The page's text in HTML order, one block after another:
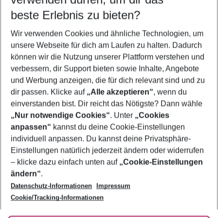
5-8 Nächte
2 Erwachsene Keine Kinder
Mehr Filter anzeigen
Footer
Footer navigation
Über uns
AGB
Bestpreisgarantie
Cookie-Einstellungen ändern
Cookie-Richtlinie
Agenturbetreuung
Barrierefreies Reisen
Folge uns
beste Erlebnis zu bieten?
Wir verwenden Cookies und ähnliche Technologien, um
unsere Webseite für dich am Laufen zu halten. Dadurch
können wir die Nutzung unserer Plattform verstehen und
verbessern, dir Support bieten sowie Inhalte, Angebote
und Werbung anzeigen, die für dich relevant sind und zu
dir passen. Klicke auf „Alle akzeptieren“, wenn du
einverstanden bist. Dir reicht das Nötigste? Dann wähle
„Nur notwendige Cookies“. Unter „Cookies
anpassen“ kannst du deine Cookie-Einstellungen
individuell anpassen. Du kannst deine Privatsphäre-
Einstellungen natürlich jederzeit ändern oder widerrufen
– klicke dazu einfach unten auf „Cookie-Einstellungen
ändern“.
Datenschutz-Informationen
Impressum
Cookie/Tracking-Informationen